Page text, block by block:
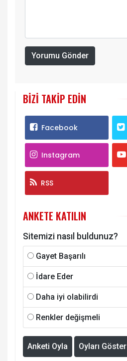
Yorumu Gönder
BIZI TAKIP EDIN
Facebook
Instagram
RSS
ANKETE KATILIN
Sitemizi nasıl buldunuz?
Gayet Başarılı
İdare Eder
Daha iyi olabilirdi
Renkler değişmeli
Anketi Oyla Oyları Göster